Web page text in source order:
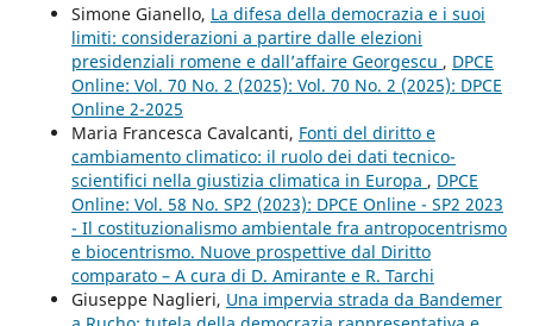
Simone Gianello, La difesa della democrazia e i suoi
limiti: considerazioni a partire dalle elezioni
presidenziali romene e dall’affaire Georgescu , DPCE
Online: Vol. 70 No. 2 (2025): Vol. 70 No. 2 (2025): DPCE
Online 2-2025
Maria Francesca Cavalcanti, Fonti del diritto e
cambiamento climatico: il ruolo dei dati tecnico-
scientifici nella giustizia climatica in Europa , DPCE
Online: Vol. 58 No. SP2 (2023): DPCE Online - SP2 2023
- Il costituzionalismo ambientale fra antropocentrismo
e biocentrismo. Nuove prospettive dal Diritto
comparato – A cura di D. Amirante e R. Tarchi
Giuseppe Naglieri, Una impervia strada da Bandemer